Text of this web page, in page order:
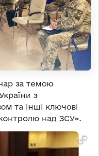
за темою
з
та інші ключові
над ЗСУ».